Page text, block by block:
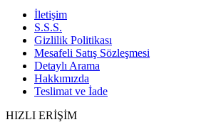
İletişim
S.S.S.
Gizlilik Politikası
Mesafeli Satış Sözleşmesi
Detaylı Arama
Hakkımızda
Teslimat ve İade
HIZLI ERİŞİM